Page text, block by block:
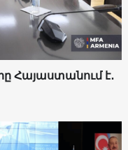
Հայաստանում է․